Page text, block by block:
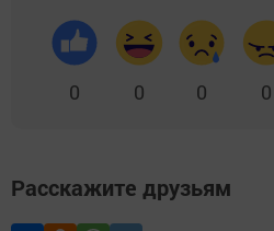
0 0 0 0
Расскажите друзьям